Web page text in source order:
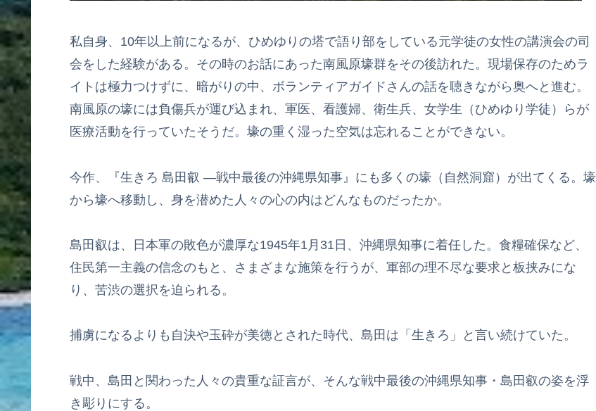
私自身、10年以上前になるが、ひめゆりの塔で語り部をしている元学徒の女性の講演会の司
会をした経験がある。その時のお話にあった南風原壕群をその後訪れた。現場保存のためラ
イトは極力つけずに、暗がりの中、ボランティアガイドさんの話を聴きながら奥へと進む。
南風原の壕には負傷兵が運び込まれ、軍医、看護婦、衛生兵、女学生（ひめゆり学徒）らが
医療活動を行っていたそうだ。壕の重く湿った空気は忘れることができない。
今作、『生きろ 島田叡 —戦中最後の沖縄県知事』にも多くの壕（自然洞窟）が出てくる。壕
から壕へ移動し、身を潜めた人々の心の内はどんなものだったか。
島田叡は、日本軍の敗色が濃厚な1945年1月31日、沖縄県知事に着任した。食糧確保など、
住民第一主義の信念のもと、さまざまな施策を行うが、軍部の理不尽な要求と板挟みにな
り、苦渋の選択を迫られる。
捕虜になるよりも自決や玉砕が美徳とされた時代、島田は「生きろ」と言い続けていた。
戦中、島田と関わった人々の貴重な証言が、そんな戦中最後の沖縄県知事・島田叡の姿を浮
き彫りにする。